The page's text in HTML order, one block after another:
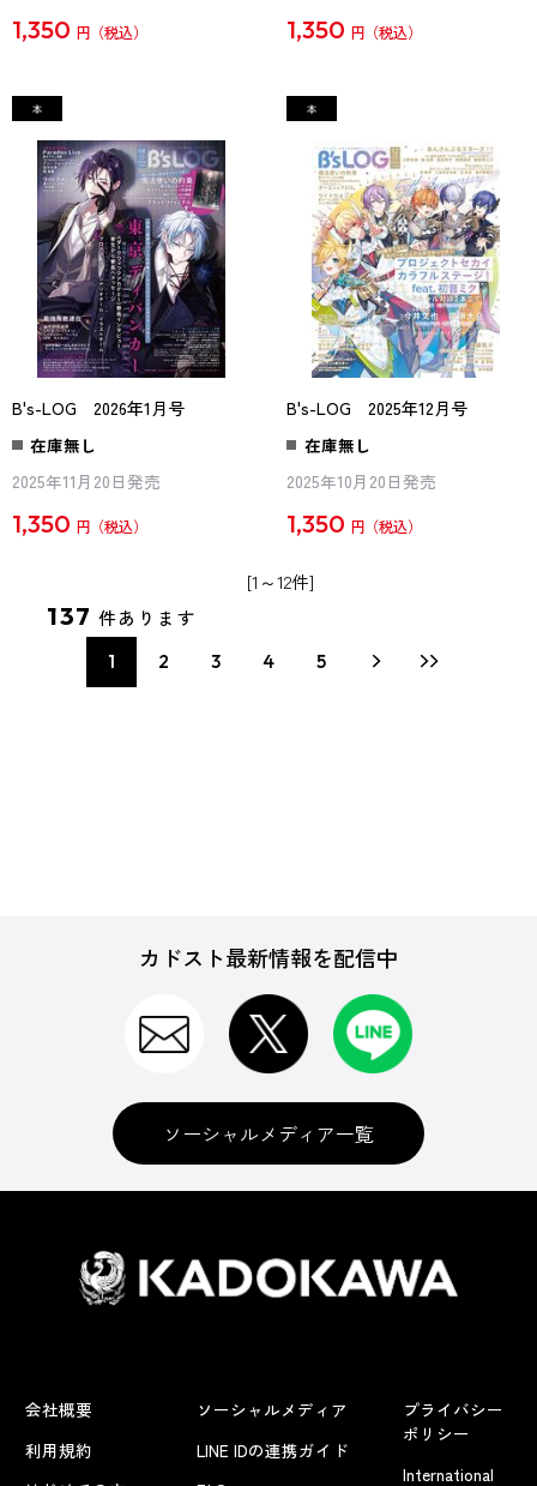
1,350 円 1,350 円
B's-LOG 2026年1月号
在庫無し
2025年11月20日発売
1,350 円
B's-LOG 2025年12月号
在庫無し
2025年10月20日発売
1,350 円
[1～12件]
137 件あります
1 2 3 4 5
カドスト最新情報を配信中
ソーシャルメディア一覧
会社概要
利用規約
ソーシャルメディア
LINE IDの連携ガイド
プライバシー
ポリシー
International